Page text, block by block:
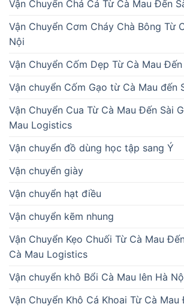
Vận Chuyển Chả Cá Từ Cà Mau Đến
Vận Chuyển Cơm Cháy Chà Bông Từ
Nội
Vận Chuyển Cốm Dẹp Từ Cà Mau
Vận chuyển Cốm Gạo từ Cà Mau đến
Vận Chuyển Cua Từ Cà Mau Đến Sài
Mau Logistics
Vận chuyển đồ dùng học tập sang Ý
Vận chuyển giày
Vận chuyển hạt điều
Vận chuyển kẽm nhung
Vận Chuyển Kẹo Chuối Từ Cà Mau
Cà Mau Logistics
Vận chuyển khô Bổi Cà Mau lên Hà
Vận Chuyển Khô Cá Khoai Từ Cà Mau